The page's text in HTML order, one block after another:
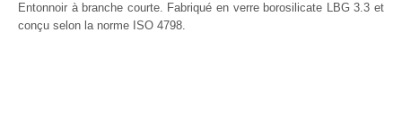
Entonnoir à branche courte. Fabriqué en verre borosilicate LBG 3.3 et
conçu selon la norme ISO 4798.